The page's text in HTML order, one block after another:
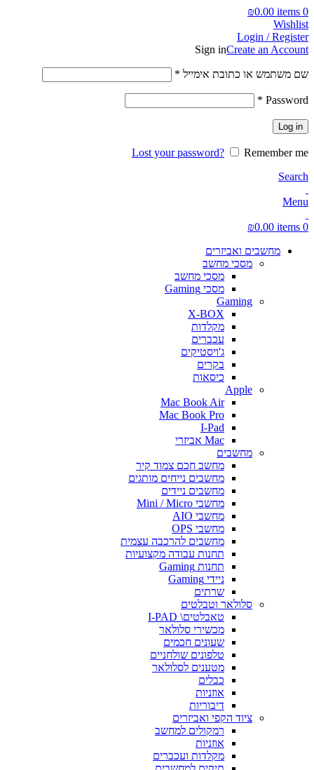
0
items
₪0.00
Wishlist
Login / Register
Sign inCreate an Account
שם משתמש או כתובת אימייל *
Password
*
Log in
Lost your password?
Remember me
Search
Menu
0
items
₪0.00
מחשבים ואביזרים
מסכי מחשב
מסכי מחשב
מסכי Gaming
Gaming
X-BOX
מקלדות
עכברים
ג'ויסטיקים
בקרים
כיסאות
Apple
Mac Book Air
Mac Book Pro
I-Pad
Mac אביזרי
מחשבים
מחשב חכם צמוד קיר
מחשבים נייחים מותגים
מחשבים ניידים
מחשבי Mini / Micro
מחשבי AIO
מחשבי OPS
מחשבים להרכבה עצמית
תחנות עבודה מקצועיות
תחנות Gaming
ניידי Gaming
שרתים
סלולאר וטבלטים
טאבלטים\ I-PAD
מכשירי סלולאר
שעונים חכמים
טלפונים שולחניים
מטענים לסלולאר
כבלים
אוזניות
דיבוריות
ציוד הקפי ואביזרים
רמקולים למחשב
אוזניות
מקלדות ועכברים